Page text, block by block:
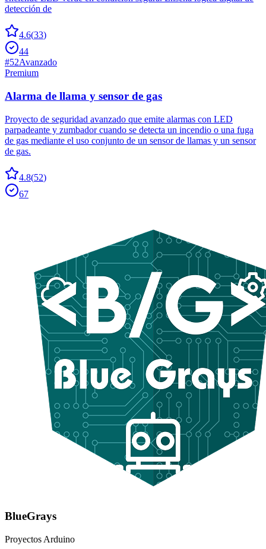
detección de
4.6(33)
44
#52Avanzado
Premium
Alarma de llama y sensor de gas
Proyecto de seguridad avanzado que emite alarmas con LED
parpadeante y zumbador cuando se detecta un incendio o una fuga
de gas mediante el uso conjunto de un sensor de llamas y un sensor
de gas.
4.8(52)
67
BlueGrays
Proyectos Arduino